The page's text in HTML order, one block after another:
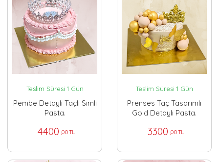
Teslim Süresi 1 Gün
Pembe Detaylı Taçlı Simli
Pasta.
4400 ,00 TL
Teslim Süresi 1 Gün
Prenses Taç Tasarımlı
Gold Detaylı Pasta.
3300 ,00 TL